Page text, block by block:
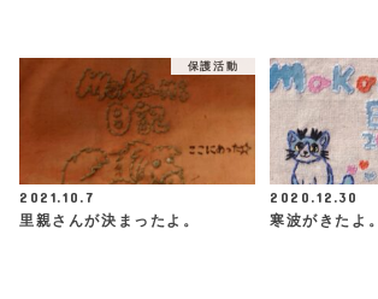
保護活動
2021.10.7
里親さんが決まったよ。
2020.12.30
寒波がきたよ。